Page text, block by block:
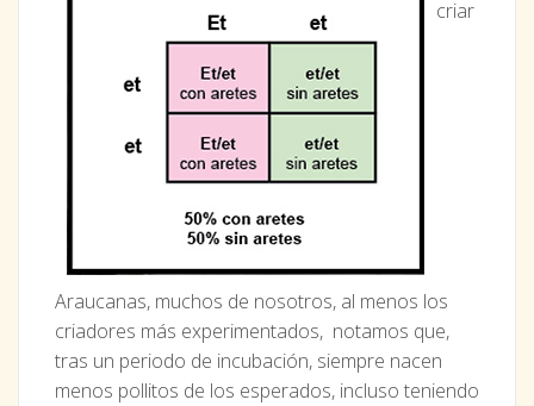
criar
Araucanas, muchos de nosotros, al menos los
criadores más experimentados, notamos que,
tras un periodo de incubación, siempre nacen
menos pollitos de los esperados, incluso teniendo